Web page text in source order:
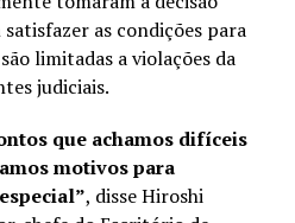
as condições para
limitadas a violações da
judiciais.
que achamos difíceis
motivos para
, disse Hiroshi